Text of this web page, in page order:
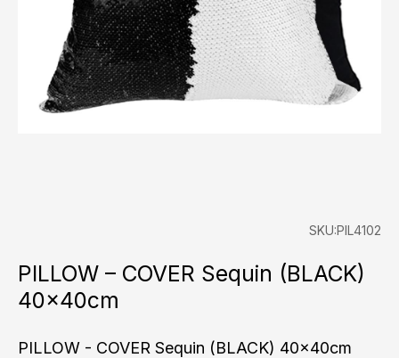
SKU:PIL4102
PILLOW – COVER Sequin (BLACK)
40x40cm
PILLOW - COVER Sequin (BLACK) 40x40cm